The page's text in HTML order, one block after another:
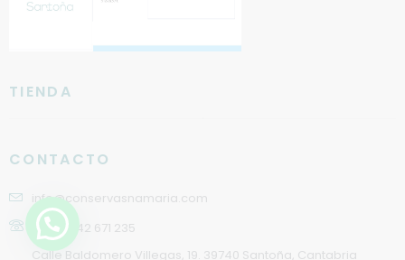
TIENDA
CONTACTO
info@conservasnamaria.com
(+34) 942 671 235
Calle Baldomero Villegas, 19. 39740 Santoña, Cantabria